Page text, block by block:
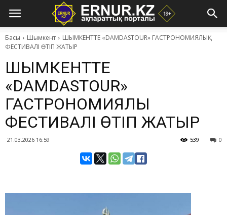
Басы Шымкент
​ШЫМКЕНТТЕ «DAMDASTOUR» ГАСТРОНОМИЯЛЫҚ
ФЕСТИВАЛІ ӨТІП ЖАТЫР
​ШЫМКЕНТТЕ
«DAMDASTOUR»
ГАСТРОНОМИЯЛЫҚ
ФЕСТИВАЛІ ӨТІП ЖАТЫР
21.03.2026 16:59 0
539